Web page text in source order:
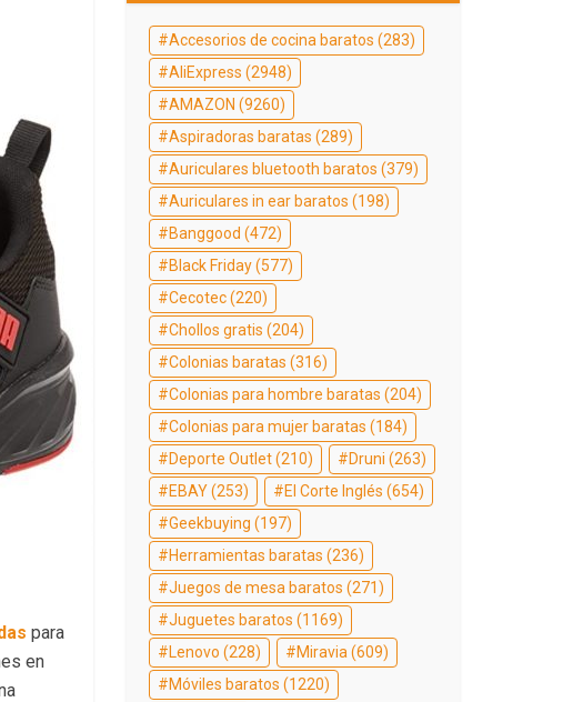
para
en
Accesorios de cocina baratos (283)
AliExpress (2948)
AMAZON (9260)
Aspiradoras baratas (289)
Auriculares bluetooth baratos (379)
Auriculares in ear baratos (198)
Banggood (472)
Black Friday(577)
Cecotec(220)
Chollos gratis (204)
Colonias baratas (316)
Colonias para hombre baratas (204)
Colonias para mujer baratas (184)
Deporte Outlet(210) Druni (263)
EBAY(253) El Corte Inglés (654)
Geekbuying (197)
Herramientas baratas (236)
Juegos de mesa baratos (271)
Juguetes baratos (1169)
Lenovo (228) Miravia (609)
Móviles baratos (1220)